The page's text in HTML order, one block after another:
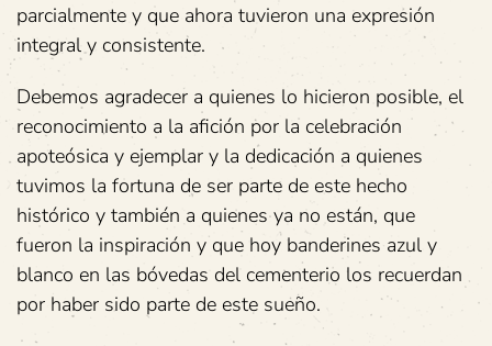
parcialmente y que ahora tuvieron una expresión
integral y consistente.
Debemos agradecer a quienes lo hicieron posible, el
reconocimiento a la afición por la celebración
apoteósica y ejemplar y la dedicación a quienes
tuvimos la fortuna de ser parte de este hecho
histórico y también a quienes ya no están, que
fueron la inspiración y que hoy banderines azul y
blanco en las bóvedas del cementerio los recuerdan
por haber sido parte de este sueño.